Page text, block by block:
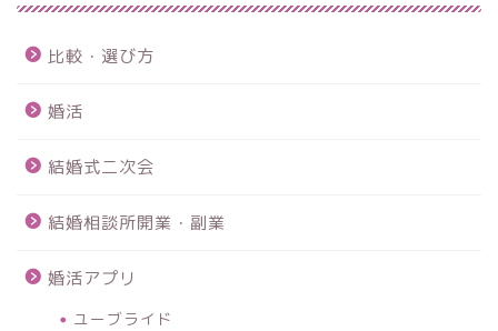
比較・選び方
婚活
結婚式二次会
結婚相談所開業・副業
婚活アプリ
ユーブライド